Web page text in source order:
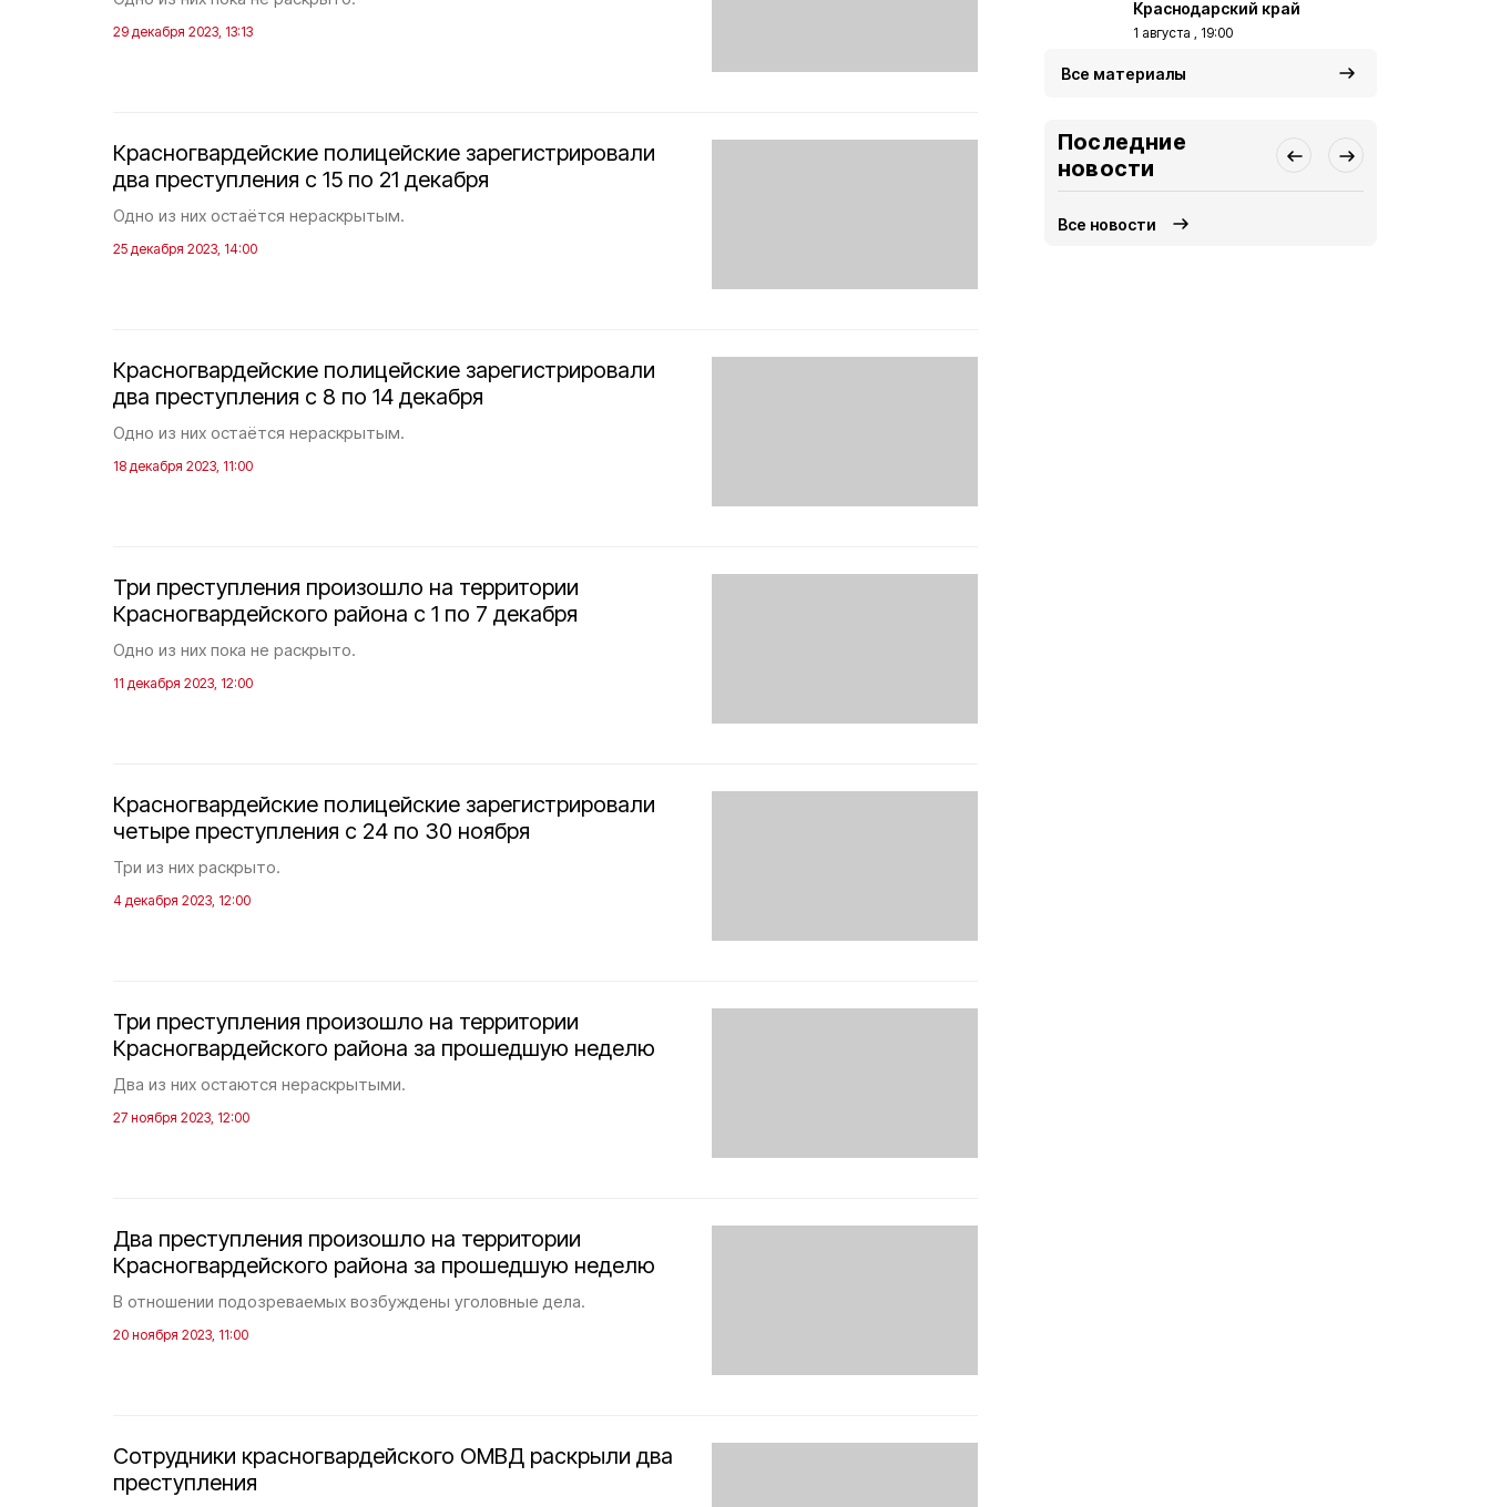
29 декабря 2023, 13:13
Красногвардейские полицейские зарегистрировали
два преступления с 15 по 21 декабря
Одно из них остаётся нераскрытым.
25 декабря 2023, 14:00
Красногвардейские полицейские зарегистрировали
два преступления с 8 по 14 декабря
Одно из них остаётся нераскрытым.
18 декабря 2023, 11:00
Три преступления произошло на территории
Красногвардейского района с 1 по 7 декабря
Одно из них пока не раскрыто.
11 декабря 2023, 12:00
Красногвардейские полицейские зарегистрировали
четыре преступления с 24 по 30 ноября
Три из них раскрыто.
4 декабря 2023, 12:00
Три преступления произошло на территории
Красногвардейского района за прошедшую неделю
Два из них остаются нераскрытыми.
27 ноября 2023, 12:00
Два преступления произошло на территории
Красногвардейского района за прошедшую неделю
В отношении подозреваемых возбуждены уголовные дела.
20 ноября 2023, 11:00
Сотрудники красногвардейского ОМВД раскрыли два
преступления
Краснодарский край
1 августа , 19:00
Все материалы
Последние
новости
Все новости